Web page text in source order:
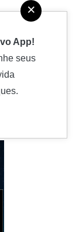
×
App!
seus